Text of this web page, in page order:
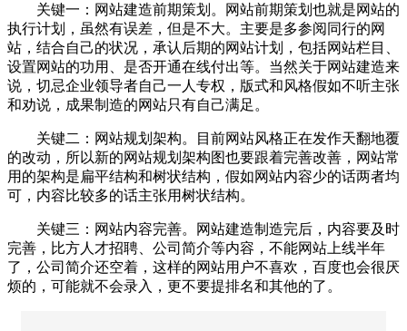
关键一： 网站建造前期策划。网站前期策划也就是网站的
执行计划，虽然有误差，但是不大。主要是多参阅同行的网
站，结合自己的状况，承认后期的网站计划，包括网站栏目、
设置网站的功用、是否开通在线付出等。当然关于网站建造来
说，切忌企业领导者自己一人专权，版式和风格假如不听主张
和劝说，成果制造的网站只有自己满足。
关键二：网站规划架构。目前网站风格正在发作天翻地覆
的改动，所以新的网站规划架构图也要跟着完善改善，网站常
用的架构是扁平结构和树状结构，假如网站内容少的话两者均
可，内容比较多的话主张用树状结构。
关键三： 网站内容完善。网站建造制造完后，内容要及时
完善，比方人才招聘、公司简介等内容，不能网站上线半年
了，公司简介还空着，这样的网站用户不喜欢，百度也会很厌
烦的，可能就不会录入，更不要提排名和其他的了。